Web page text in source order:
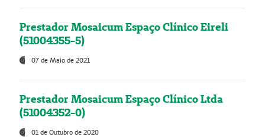
Prestador Mosaicum Espaço Clínico Eireli
(51004355-5)
07 de Maio de 2021
Prestador Mosaicum Espaço Clínico Ltda
(51004352-0)
01 de Outubro de 2020